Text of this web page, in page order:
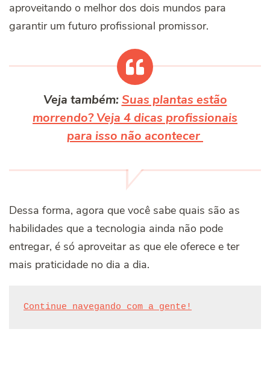
aproveitando o melhor dos dois mundos para
garantir um futuro profissional promissor.
Veja também:Suas plantas estão
morrendo? Veja 4 dicas profissionais
para isso não acontecer
Dessa forma, agora que você sabe quais são as
habilidades que a tecnologia ainda não pode
entregar, é só aproveitar as que ele oferece e ter
mais praticidade no dia a dia.
Continue navegando com a gente!